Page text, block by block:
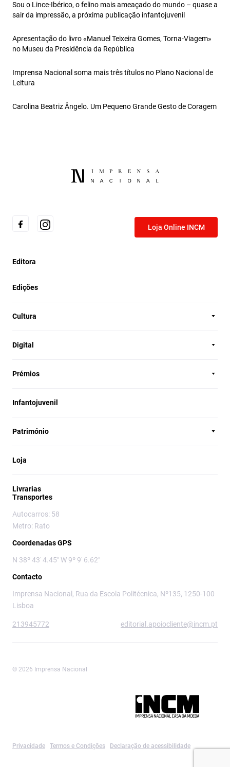
Sou o Lince-Ibérico, o felino mais ameaçado do mundo – quase a
sair da impressão, a próxima publicação infantojuvenil
Apresentação do livro «Manuel Teixeira Gomes, Torna-Viagem»
no Museu da Presidência da República
Imprensa Nacional soma mais três títulos no Plano Nacional de
Leitura
Carolina Beatriz Ângelo. Um Pequeno Grande Gesto de Coragem
Loja Online INCM
Editora
Edições
Cultura
Digital
Prémios
Infantojuvenil
Património
Loja
Livrarias
Transportes
Autocarros: 58
Metro: Rato
Coordenadas GPS
N 38º 43' 4.45" W 9º 9' 6.62"
Contacto
Imprensa Nacional, Rua da Escola Politécnica, Nº135, 1250-100
Lisboa
213945772 editorial.apoiocliente@incm.pt
© 2026 Imprensa Nacional
Privacidade Termos e Condições Declaração de acessibilidade